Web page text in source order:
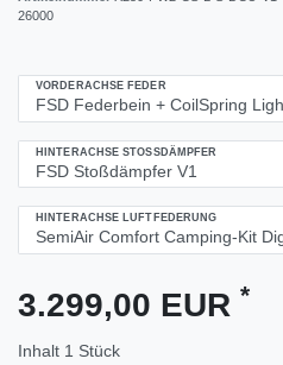
26000
VORDERACHSE FEDER
HINTERACHSE STOSSDÄMPFER
HINTERACHSE LUFTFEDERUNG
3.299,00 EUR *
Inhalt 1 Stück